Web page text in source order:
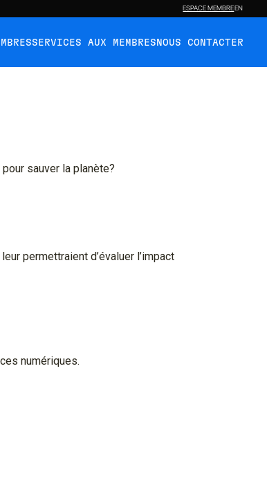
ESPACE MEMBREEN
SERVICES AUX MEMBRES NOUS CONTACTER
sauver la planète?
permettraient d’évaluer l’impact
numériques.